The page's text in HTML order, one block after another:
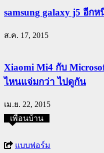
samsung galaxy j5 อีก
ส.ค. 17, 2015
Xiaomi Mi4 กับ
ไหนแจ่มกว่า ไปดูกัน
เม.ย. 22, 2015
เพื่อนบ้าน
แบบฟอร์ม